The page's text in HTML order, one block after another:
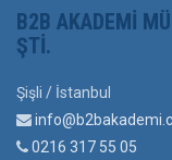
B2B AKADEMI
ŞTI.
Şişli / İstanbul
0216 317 55 05